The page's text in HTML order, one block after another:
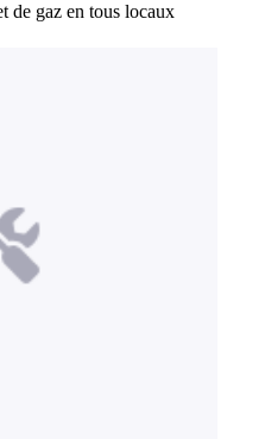
de gaz en tous locaux